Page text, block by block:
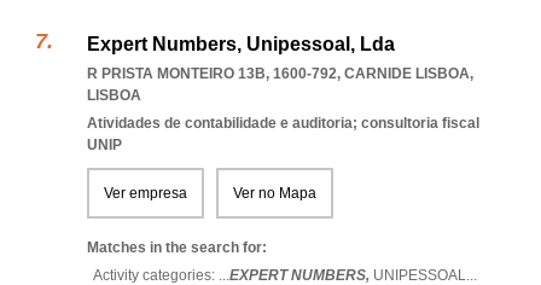
Expert Numbers, Unipessoal, Lda
R PRISTA MONTEIRO 13B, 1600-792, CARNIDE LISBOA,
LISBOA
Atividades de contabilidade e auditoria; consultoria fiscal
UNIP
Ver empresa Ver no Mapa
Matches in the search for:
Activity categories: ...EXPERT NUMBERS, UNIPESSOAL...